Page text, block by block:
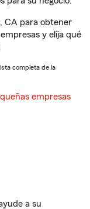
CA para obtener
y elija qué
completa de la
empresas
a su